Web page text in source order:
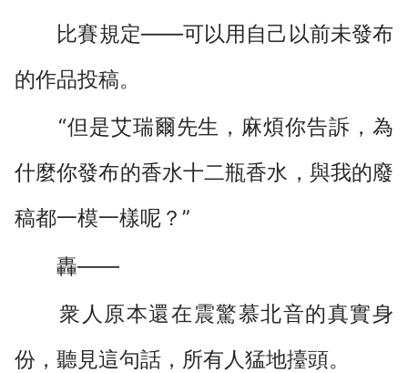
比賽規定――可以用自己以前未發布
的作品投稿。
“但是艾瑞爾先生，麻煩你告訴，為
什麼你發布的香水十二瓶香水，與我的廢
稿都一模一樣呢？”
轟――
衆人原本還在震驚慕北音的真實身
份，聽見這句話，所有人猛地擡頭。